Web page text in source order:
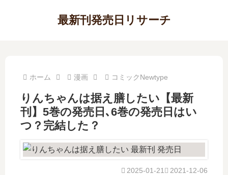
最新刊発売日リサーチ
ホーム 漫画 コミックNewtype
りんちゃんは据え膳したい【最新
刊】5巻の発売日､6巻の発売日はい
つ？完結した？
2021-12-06
2025-01-21